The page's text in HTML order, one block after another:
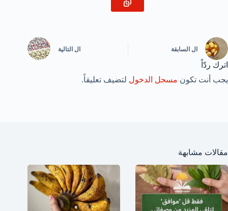
ال السابقة ال التالية
اترك ردّاً
يجب أنت تكون مسجل الدخول لتضيف تعليقاً.
مقالات مشابهة